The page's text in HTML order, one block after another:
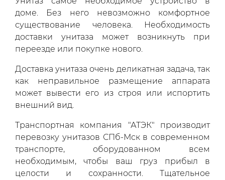
доме. Без него невозможно комфортное
существование человека. Необходимость
доставки унитаза может возникнуть при
переезде или покупке нового.
Доставка унитаза очень деликатная задача, так
как неправильное размещение аппарата
может вывести его из строя или испортить
внешний вид.
Транспортная компания "АТЭК" производит
перевозку унитазов СПб-Мск в современном
транспорте, оборудованном всем
необходимым, чтобы ваш груз прибыл в
целости и сохранности. Тщательное